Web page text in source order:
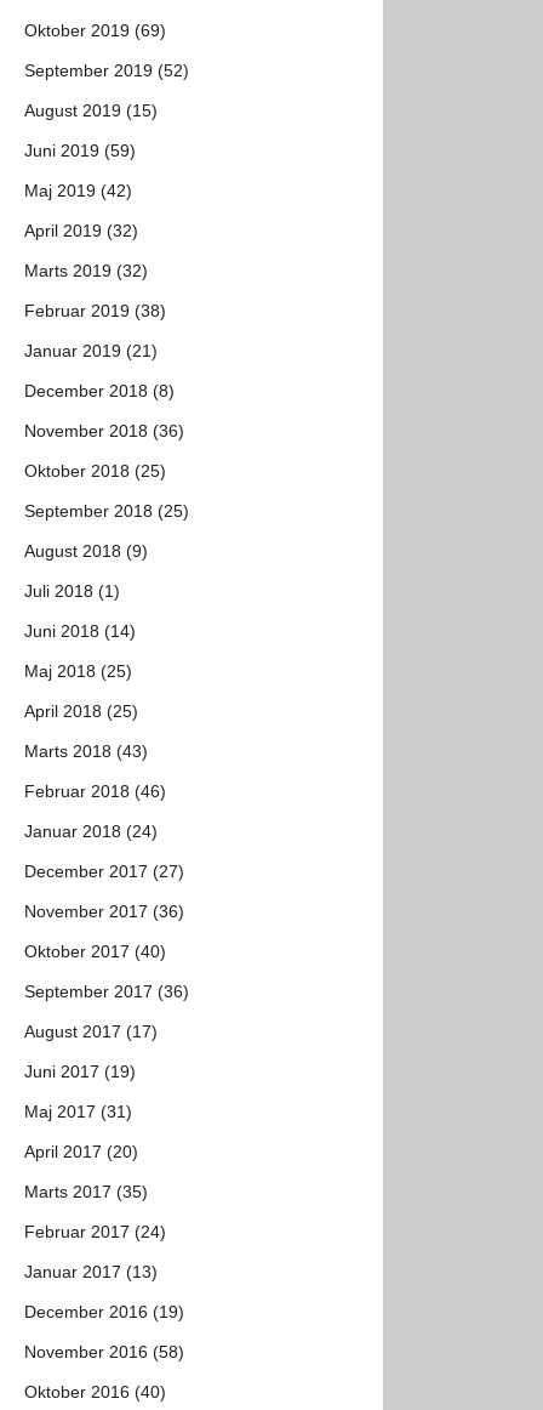
Oktober 2019 (69)
September 2019 (52)
August 2019 (15)
Juni 2019 (59)
Maj 2019 (42)
April 2019 (32)
Marts 2019 (32)
Februar 2019 (38)
Januar 2019 (21)
December 2018 (8)
November 2018 (36)
Oktober 2018 (25)
September 2018 (25)
August 2018 (9)
Juli 2018 (1)
Juni 2018 (14)
Maj 2018 (25)
April 2018 (25)
Marts 2018 (43)
Februar 2018 (46)
Januar 2018 (24)
December 2017 (27)
November 2017 (36)
Oktober 2017 (40)
September 2017 (36)
August 2017 (17)
Juni 2017 (19)
Maj 2017 (31)
April 2017 (20)
Marts 2017 (35)
Februar 2017 (24)
Januar 2017 (13)
December 2016 (19)
November 2016 (58)
Oktober 2016 (40)